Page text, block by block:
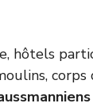
hôtels